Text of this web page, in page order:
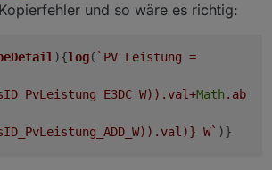
und so wäre es richtig:
){log( `PV Leistung =
Math .ab
W` )}